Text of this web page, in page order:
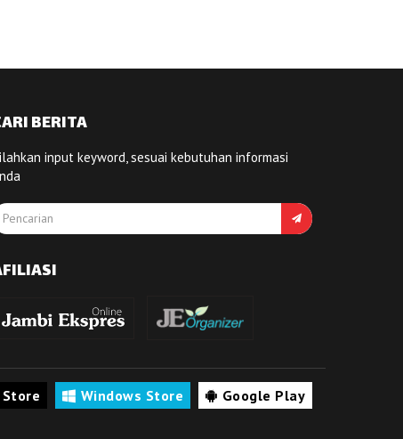
BERITA
input keyword, sesuai kebutuhan informasi
Windows Store Google Play